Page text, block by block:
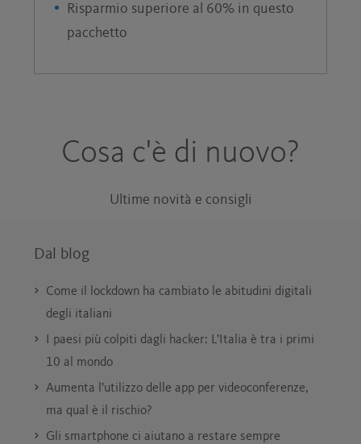
Risparmio superiore al 60% in questo
pacchetto
Cosa c'è di nuovo?
Ultime novità e consigli
Dal blog
Come il lockdown ha cambiato le abitudini digitali
degli italiani
I paesi più colpiti dagli hacker: L’Italia è tra i primi
10 al mondo
Aumenta l’utilizzo delle app per videoconferenze,
ma qual è il rischio?
Gli smartphone ci aiutano a restare sempre